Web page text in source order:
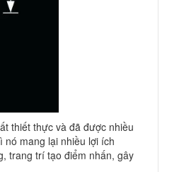
thiết thực và đã được nhiều
mang lại nhiều lợi ích
trang trí tạo điểm nhấn, gây